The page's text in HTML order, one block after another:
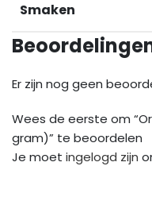
Smaken
Er zijn nog geen
Wees de eerste om
gram)” te beoordelen
Je moet ingelogd zijn